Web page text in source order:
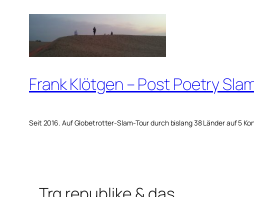
springen
Frank Klötgen – Post Poetry
Seit 2016. Auf Globetrotter-Slam-Tour durch bislang 38 Länder auf 5